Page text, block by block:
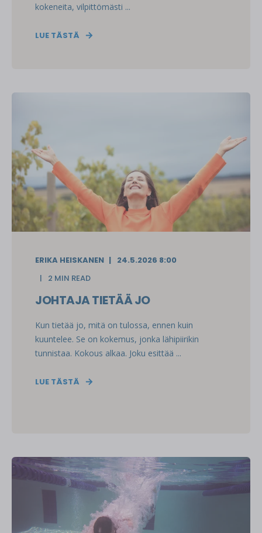
kokeneita, vilpittömästi ...
LUE TÄSTÄ
ERIKA HEISKANEN
24.5.2026 8:00
2 MIN READ
JOHTAJA TIETÄÄ JO
Kun tietää jo, mitä on tulossa, ennen kuin
kuuntelee. Se on kokemus, jonka lähipiirikin
tunnistaa. Kokous alkaa. Joku esittää ...
LUE TÄSTÄ